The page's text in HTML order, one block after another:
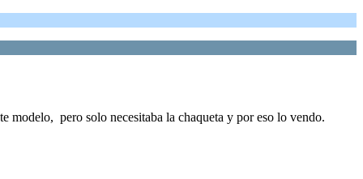
modelo, pero solo necesitaba la chaqueta y por eso lo vendo.